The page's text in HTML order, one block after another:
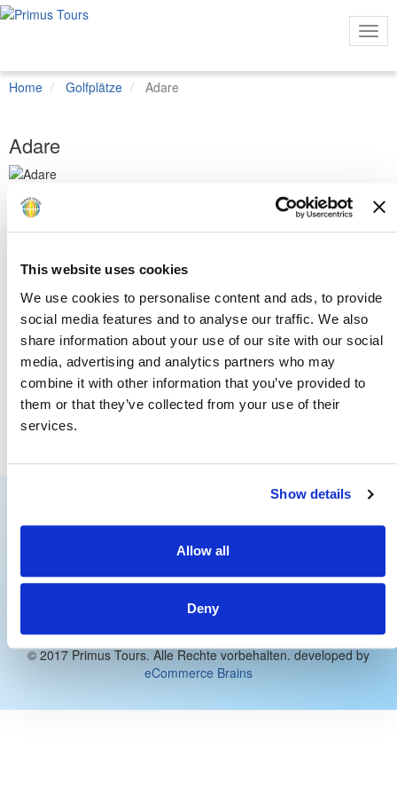
This website uses cookies
We use cookies to personalise content and ads, to provide
social media features and to analyse our traffic. We also
share information about your use of our site with our social
media, advertising and analytics partners who may
combine it with other information that you’ve provided to
them or that they’ve collected from your use of their
services.
Show details
Allow all
Deny
Home Golfplätze Adare
Adare
Mehr
Ansichten
Robert Trent Jones Sr. gebaut. Der Golfplatz gehört zu den besten
Parklandplätzen Irland's und ist äusserst anspruchsvoll. Überall
lauern Hindernisse auf Ihren Ball, sei es in Form von Wasser, Sand
oder altem Baumbestand. Falls es dementsprechend nicht so gut
mit Ihrem Score läuft enschädigt Sie aber mit Sicherheit die
bezaubernde Landschaft mit schönen Blicken über den ehemalige
Landsitz von 1832.
Anzahl der Löcher Gruppe : 18
Par : 72
Unternehmen
Kontakt
AGB
Adresse
Primus Tours
Am Hauptbahnhof 10
Deutschland
© 2017 Primus Tours. Alle Rechte vorbehalten. developed by
eCommerce Brains